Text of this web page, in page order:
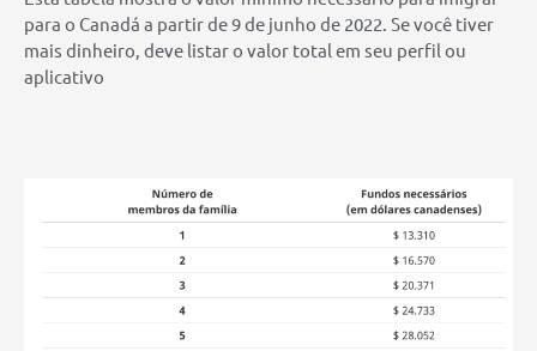
para o Canadá a partir de 9 de junho de 2022. Se você tiver
mais dinheiro, deve listar o valor total em seu perfil ou
aplicativo